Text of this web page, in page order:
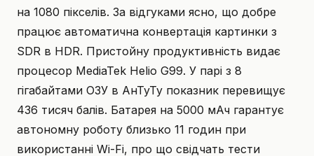
на 1080 пікселів. За відгуками ясно, що добре
працює автоматична конвертація картинки з
SDR в HDR. Пристойну продуктивність видає
процесор MediaTek Helio G99. У парі з 8
гігабайтами ОЗУ в АнТуТу показник перевищує
436 тисяч балів. Батарея на 5000 мАч гарантує
автономну роботу близько 11 годин при
використанні Wi-Fi, про що свідчать тести